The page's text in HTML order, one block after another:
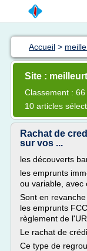
Accueil >
Site :
Classement :
10 articles
Rachat de
sur vos ...
les découverts
les emprunts
ou variable, avec
Sont en
les emprunts
règlement de
Le rachat de
Ce type de